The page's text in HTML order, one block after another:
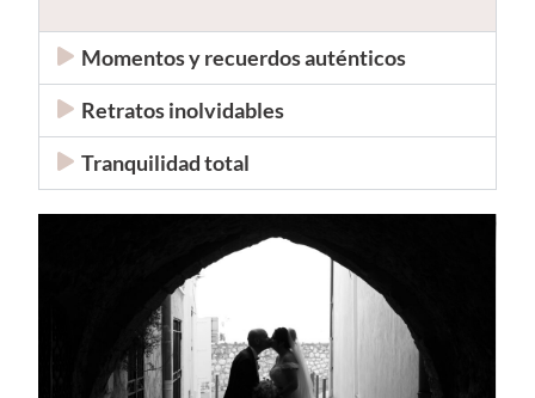
Momentos y recuerdos auténticos
Retratos inolvidables
Tranquilidad total